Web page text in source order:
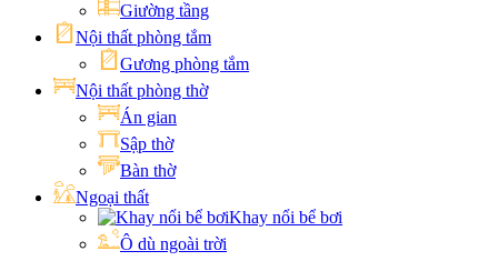
Giường tầng
Nội thất phòng tắm
Gương phòng tắm
Nội thất phòng thờ
Án gian
Sập thờ
Bàn thờ
Ngoại thất
Khay nổi bể bơi
Ô dù ngoài trời